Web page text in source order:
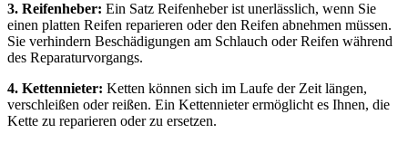
3. Reifenheber: Ein Satz Reifenheber ist unerlässlich, wenn Sie
einen platten Reifen reparieren oder den Reifen abnehmen müssen.
Sie verhindern Beschädigungen am Schlauch oder Reifen während
des Reparaturvorgangs.
4. Kettennieter: Ketten können sich im Laufe der Zeit längen,
verschleißen oder reißen. Ein Kettennieter ermöglicht es Ihnen, die
Kette zu reparieren oder zu ersetzen.